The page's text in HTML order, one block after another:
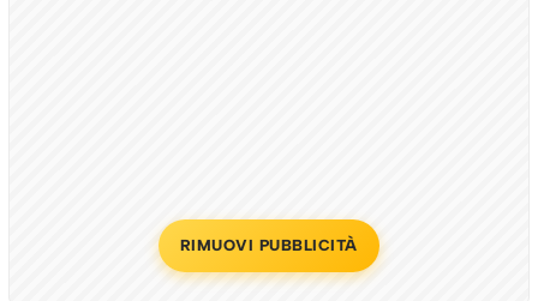
RIMUOVI PUBBLICITÀ